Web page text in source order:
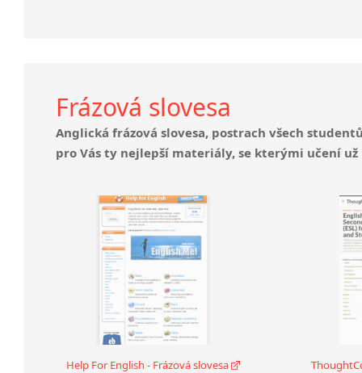
Frázová slovesa
Anglická frázová slovesa, postrach všech
pro Vás ty nejlepší materiály, se kterými učení už
Help For English - Frázová slovesa